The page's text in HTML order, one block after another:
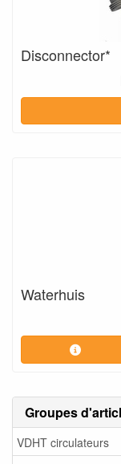
Groupes
VDHT circulateurs
Disconnector*
Waterhuis